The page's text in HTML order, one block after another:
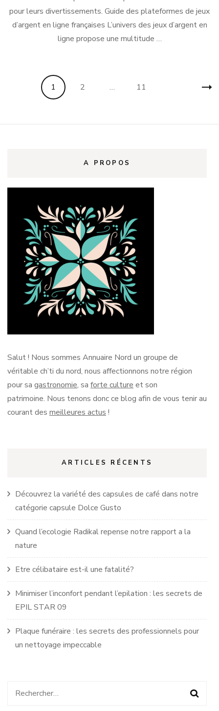
pour leurs divertissements. Guide des plateformes de jeux
d’argent en ligne françaises L’univers des jeux d’argent en
ligne propose une multitude …
Pagination
Page
1 Page
2 … Page
11
A PROPOS
Salut ! Nous sommes Annuaire Nord un groupe de
véritable ch’ti du nord, nous affectionnons notre région
pour sa gastronomie, sa forte culture et son
patrimoine. Nous tenons donc ce blog afin de vous tenir au
courant des meilleures actus !
ARTICLES RÉCENTS
Découvrez la variété des capsules de café dans notre
catégorie capsule Dolce Gusto
Quand l’ecologie Radikal repense notre rapport a la
nature
Etre célibataire est-il une fatalité?
Minimiser l’inconfort pendant l’epilation : les secrets de
EPIL STAR 09
Plaque funéraire : les secrets des professionnels pour
un nettoyage impeccable
Rechercher :